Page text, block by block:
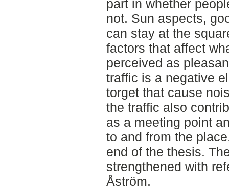
part in whether
not. Sun aspects,
can stay at the
factors that affect
perceived as
traffic is a negative
torget that cause
the traffic also
as a meeting point
to and from the
end of the thesis.
strengthened with
Åström.